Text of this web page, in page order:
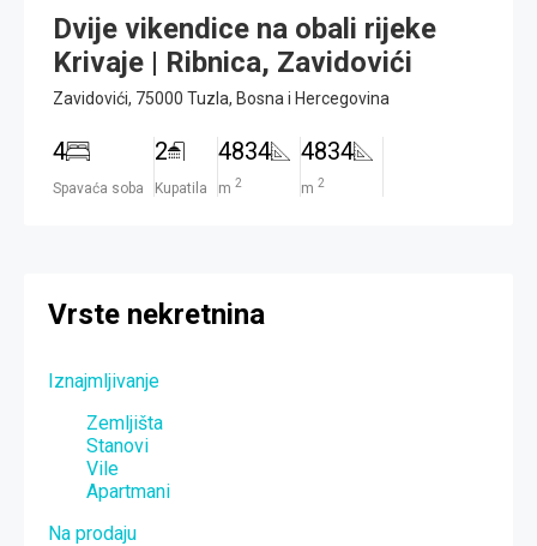
Dvije vikendice na obali rijeke
Krivaje | Ribnica, Zavidovići
Zavidovići, 75000 Tuzla, Bosna i Hercegovina
4
Spavaća soba
2
Kupatila
4834
m 2
4834
m 2
Vrste nekretnina
Iznajmljivanje
Zemljišta
Stanovi
Vile
Apartmani
Na prodaju